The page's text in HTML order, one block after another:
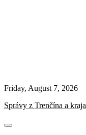
Friday, August 7, 2026
Správy z Trenčína a kraja